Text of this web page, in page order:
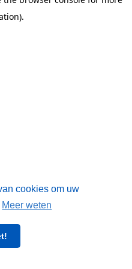
cookies om uw
Meer weten
.